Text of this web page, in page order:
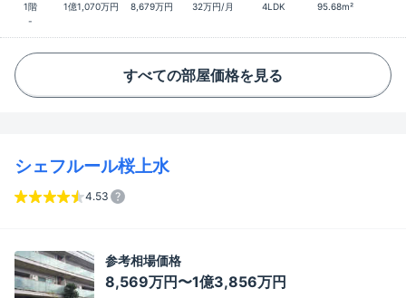
1階 1億1,070万円 8,679万円 32万円/月 4LDK
95.68m²
-
すべての部屋価格を見る
シェフルール桜上水
4.53
参考相場価格
8,569万円〜1億3,856万円